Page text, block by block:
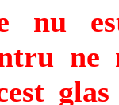
nu